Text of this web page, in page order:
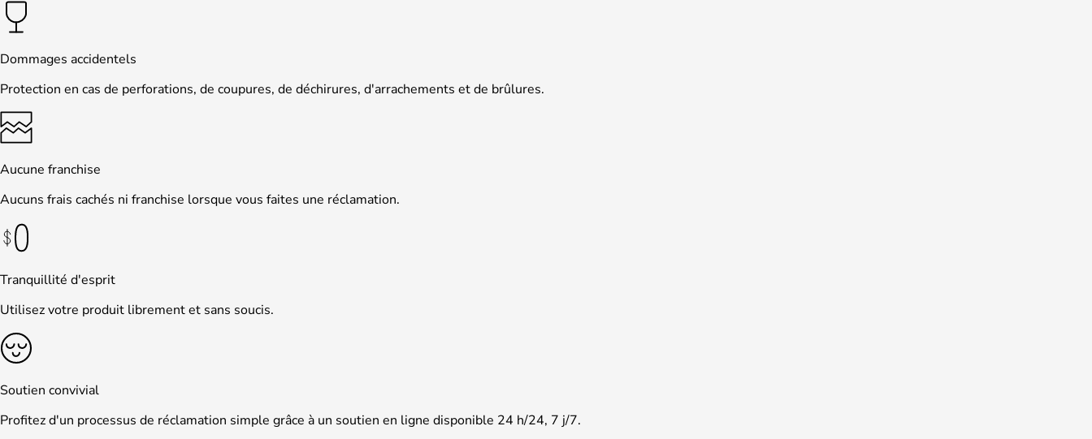
Dommages accidentels
Protection en cas de perforations, de coupures, de déchirures, d'arrachements et de brûlures.
Aucune franchise
Aucuns frais cachés ni franchise lorsque vous faites une réclamation.
Tranquillité d'esprit
Utilisez votre produit librement et sans soucis.
Soutien convivial
Profitez d'un processus de réclamation simple grâce à un soutien en ligne disponible 24 h/24, 7 j/7.